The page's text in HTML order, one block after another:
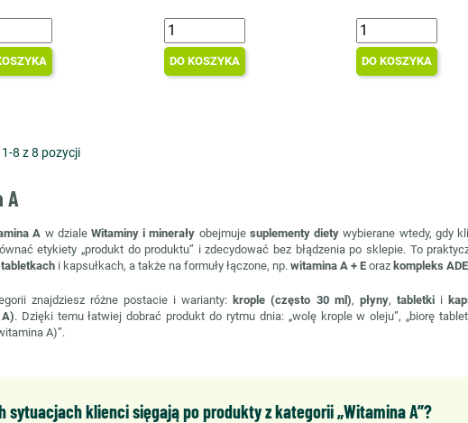
DO KOSZYKA DO KOSZYKA
8 z 8 pozycji
A
A w dzialeWitaminy i minerały obejmuje suplementy diety wybierane wtedy, gdy
etykiety „produkt do produktu” i zdecydować bez błądzenia po sklepie. To
i kapsułkach, a także na formuły łączone, np. witamina A + E oraz kompleks
znajdziesz różne postacie i warianty:krople (często 30 ml), płyny, tabletkii
. Dzięki temu łatwiej dobrać produkt do rytmu dnia: „wolę krople w oleju”, „biorę
A)”.
sytuacjach klienci sięgają po produkty z kategorii „Witamina A”?